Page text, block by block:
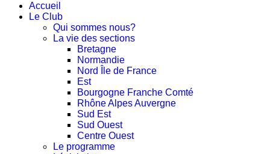
Accueil
Le Club
Qui sommes nous?
La vie des sections
Bretagne
Normandie
Nord Île de France
Est
Bourgogne Franche Comté
Rhône Alpes Auvergne
Sud Est
Sud Ouest
Centre Ouest
Le programme